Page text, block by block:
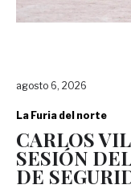
agosto 6, 2026
La Furia del norte
CARLOS
SESIÓN
DE